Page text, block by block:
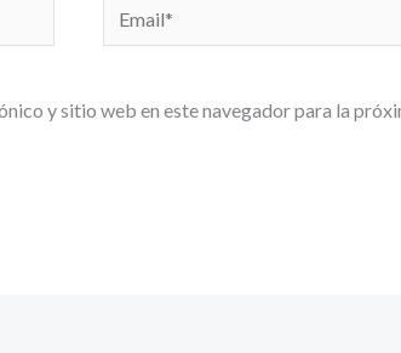
y sitio web en este navegador para la